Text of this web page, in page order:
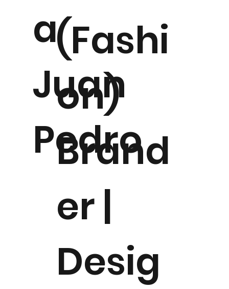
a
Juan
Pedro
(Fashi
on)
Brand
er |
Desig